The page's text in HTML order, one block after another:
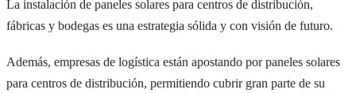
La instalación de paneles solares para centros de distribución,
fábricas y bodegas es una estrategia sólida y con visión de futuro.
Además, empresas de logística están apostando por paneles solares
para centros de distribución, permitiendo cubrir gran parte de su